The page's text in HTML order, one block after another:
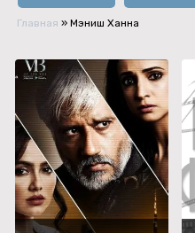
Главная » Мэниш Ханна